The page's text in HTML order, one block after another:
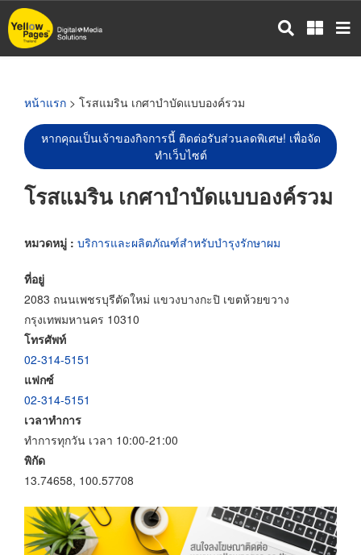
ข้าม
ไป
หน้าแรก > โรสแมริน เกศาบำบัดแบบองค์รวม
หากคุณเป็นเจ้าของกิจการนี้ ติดต่อรับส่วนลดพิเศษ! เพื่อจัด
ทำเว็บไซต์
โรสแมริน เกศาบำบัดแบบองค์รวม
หมวดหมู่ : บริการและผลิตภัณฑ์สำหรับบำรุงรักษาผม
ที่อยู่
2083 ถนนเพชรบุรีตัดใหม่ แขวงบางกะปิ เขตห้วยขวาง
กรุงเทพมหานคร 10310
โทรศัพท์
02-314-5151
แฟกซ์
02-314-5151
เวลาทำการ
ทำการทุกวัน เวลา 10:00-21:00
พิกัด
13.74658, 100.57708